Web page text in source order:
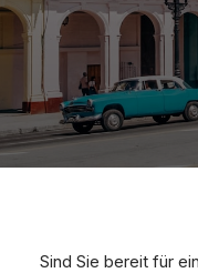
Sind Sie bereit für